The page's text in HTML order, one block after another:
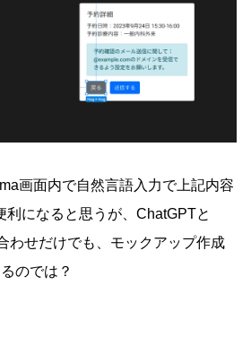
画面内で自然言語入力で上記内容
利になると思うが、ChatGPTと
わせだけでも、モックアップ作成
のでは？